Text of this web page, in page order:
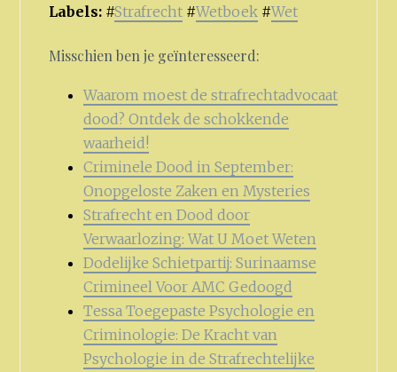
Labels: #Strafrecht #Wetboek #Wet
Misschien ben je geïnteresseerd:
Waarom moest de strafrechtadvocaat
dood? Ontdek de schokkende
waarheid!
Criminele Dood in September:
Onopgeloste Zaken en Mysteries
Strafrecht en Dood door
Verwaarlozing: Wat U Moet Weten
Dodelijke Schietpartij: Surinaamse
Crimineel Voor AMC Gedoogd
Tessa Toegepaste Psychologie en
Criminologie: De Kracht van
Psychologie in de Strafrechtelijke